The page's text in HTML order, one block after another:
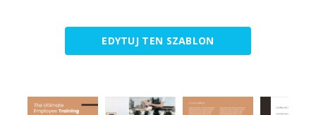
EDYTUJ TEN SZABLON